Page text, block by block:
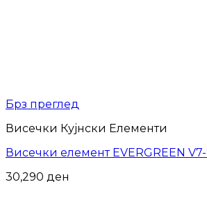
Брз преглед
Висечки Кујнски Елементи
Висечки елемент EVERGREEN
30,290 ден